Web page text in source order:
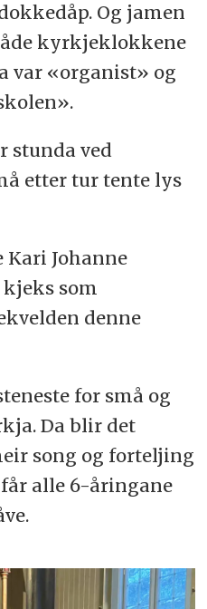
Og jamen
kyrkjeklokkene
var «organist» og
stunda ved
etter tur tente lys
Kari Johanne
som
denne
for små og
Da blir det
song og forteljing
alle 6-åringane